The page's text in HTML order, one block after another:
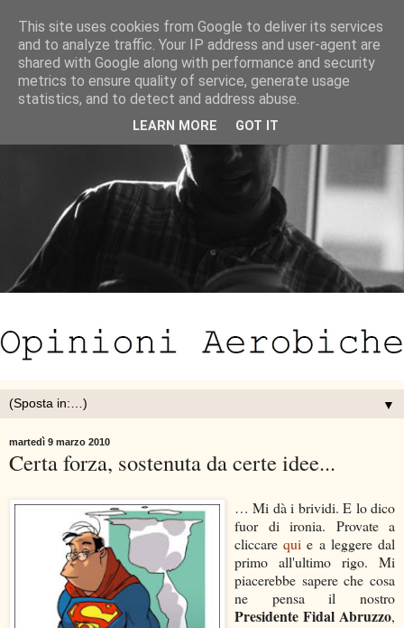
▼
martedì 9 marzo 2010
Certa forza, sostenuta da certe idee...
… Mi dà i brividi. E lo dico
fuor di ironia. Provate a
cliccarequi e a leggere dal
primo all'ultimo rigo. Mi
piacerebbe sapere che cosa
ne pensa il nostro
Presidente Fidal Abruzzo,
This site uses cookies from Google to deliver its services
and to analyze traffic. Your IP address and user-agent are
shared with Google along with performance and security
metrics to ensure quality of service, generate usage
statistics, and to detect and address abuse.
LEARN MORE GOT IT